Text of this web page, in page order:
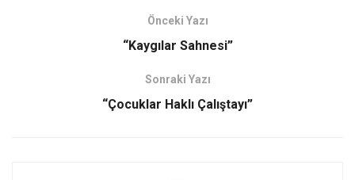
Önceki Yazı
“Kaygılar Sahnesi”
Sonraki Yazı
“Çocuklar Haklı Çalıştayı”